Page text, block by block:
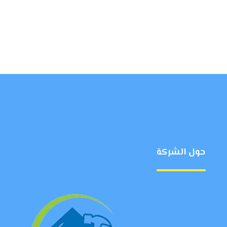
حول الشركة